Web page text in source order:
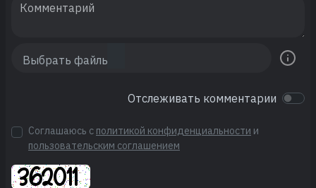
Отслеживать комментарии
Соглашаюсь с политикой конфиденциальности и
пользовательским соглашением